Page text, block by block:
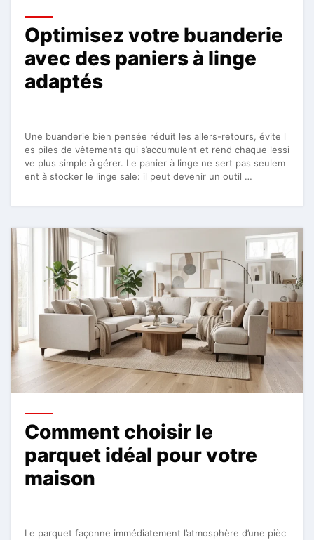
Optimisez votre buanderie
avec des paniers à linge
adaptés
Une buanderie bien pensée réduit les allers-retours, évite l
es piles de vêtements qui s’accumulent et rend chaque lessi
ve plus simple à gérer. Le panier à linge ne sert pas seulem
ent à stocker le linge sale: il peut devenir un outil …
Comment choisir le
parquet idéal pour votre
maison
Le parquet façonne immédiatement l’atmosphère d’une pièc